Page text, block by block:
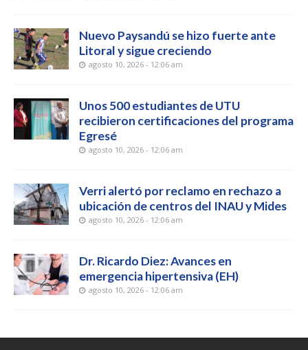
Nuevo Paysandú se hizo fuerte ante
Litoral y sigue creciendo
agosto 10, 2026 - 12:06 am
Unos 500 estudiantes de UTU
recibieron certificaciones del programa
Egresé
agosto 10, 2026 - 12:06 am
Verri alertó por reclamo en rechazo a
ubicación de centros del INAU y Mides
agosto 10, 2026 - 12:06 am
Dr. Ricardo Diez: Avances en
emergencia hipertensiva (EH)
agosto 10, 2026 - 12:06 am